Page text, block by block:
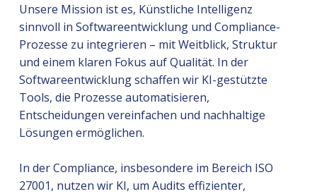
Unsere Mission ist es, Künstliche Intelligenz
sinnvoll in Softwareentwicklung und Compliance-
Prozesse zu integrieren – mit Weitblick, Struktur
und einem klaren Fokus auf Qualität. In der
Softwareentwicklung schaffen wir KI-gestützte
Tools, die Prozesse automatisieren,
Entscheidungen vereinfachen und nachhaltige
Lösungen ermöglichen.
In der Compliance, insbesondere im Bereich ISO
27001, nutzen wir KI, um Audits effizienter,